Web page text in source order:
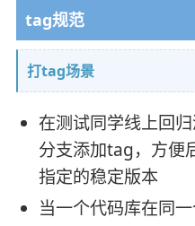
tag规范
打tag场景
在测试同学线上回
分支添加tag，方便
指定的稳定版本
当一个代码库在同